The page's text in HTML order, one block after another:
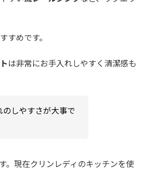
すめです。
は非常にお手入れしやすく清潔感も
しやすさが大事で
。現在クリンレディのキッチンを使